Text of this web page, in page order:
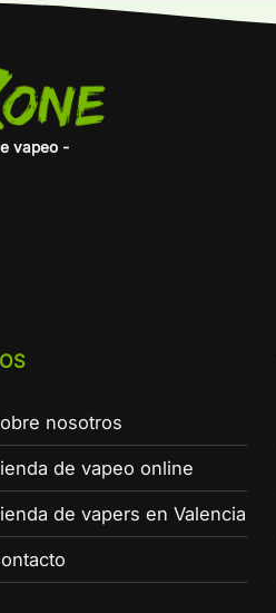
vapeo -
nosotros
de vapeo online
de vapers en Valencia